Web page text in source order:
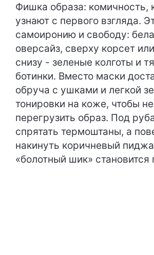
Фишка образа: комичность,
узнают с первого взгляда.
самоиронию и свободу:
оверсайз, сверху корсет
снизу - зеленые колготы и
ботинки. Вместо маски
обруча с ушками и легкой
тонировки на коже, чтобы не
перегрузить образ. Под
спрятать термоштаны, а
накинуть коричневый
«болотный шик» становится